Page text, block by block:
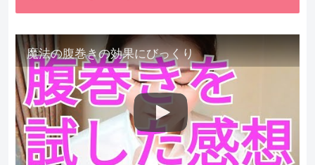
魔法の腹巻きの効果にびっくり